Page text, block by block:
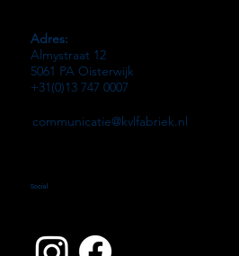
Adres:
Almystraat 12
5061 PA Oisterwijk
+31(0)13 747 0007
communicatie@kvlfabriek.nl
Social